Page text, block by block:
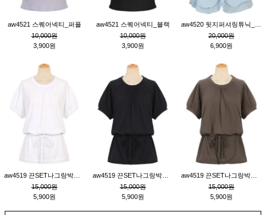
aw4521 스퀘어넥티_퍼플
10,000원
3,900원
aw4521 스퀘어넥티_블랙
10,000원
3,900원
20,000원
6,900원
15,000원
5,900원
15,000원
5,900원
15,000원
5,900원